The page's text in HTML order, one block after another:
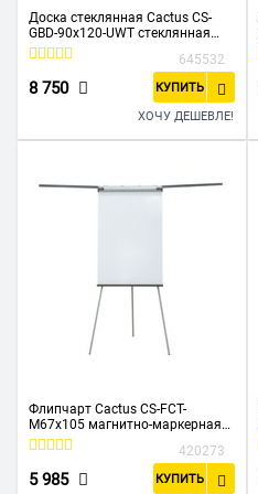
Доска стеклянная Cactus CS-
GBD-90x120-UWT стеклянная
ультра белый 90x120см стекло
645532
8 750 КУПИТЬ
ХОЧУ ДЕШЕВЛЕ!
Флипчарт Cactus CS-FCT-
M67x105 магнитно-маркерная
меламиновая 67x105см на
420273
5 985 КУПИТЬ